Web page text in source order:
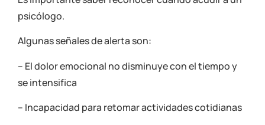
psicólogo.
Algunas señales de alerta son:
– El dolor emocional no disminuye con el tiempo y
se intensifica
– Incapacidad para retomar actividades cotidianas